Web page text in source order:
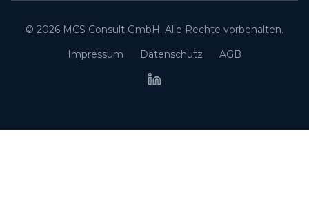
© 2026 MCS Consult GmbH. Alle Rechte vorbehalten.
Impressum
Datenschutz AGB